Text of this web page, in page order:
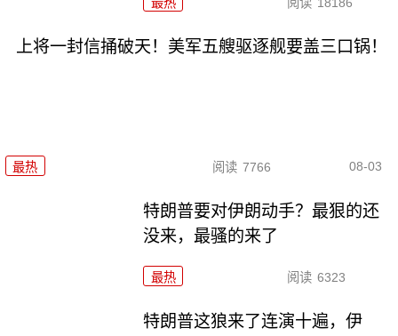
上将一封信捅破天！美军五艘驱逐舰要盖三口锅！
最热 阅读 7766 08-03
特朗普要对伊朗动手？最狠的还
没来，最骚的来了
最热 阅读 6323
特朗普这狼来了连演十遍，伊